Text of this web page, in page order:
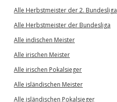
Alle Herbstmeister der 2. Bundesliga
Alle Herbstmeister der Bundesliga
Alle indischen Meister
Alle irischen Meister
Alle irischen Pokalsieger
Alle isländischen Meister
Alle isländischen Pokalsieger